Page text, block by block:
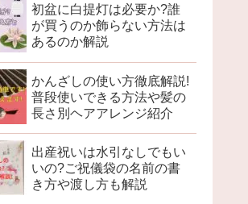
初盆に白提灯は必要か?誰
が買うのか飾らない方法は
あるのか解説
かんざしの使い方徹底解説!
普段使いできる方法や髪の
長さ別ヘアアレンジ紹介
出産祝いは水引なしでもい
いの?ご祝儀袋の名前の書
き方や渡し方も解説